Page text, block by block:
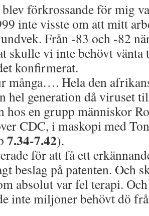
förkrossande för mig
inte visste om att mitt
Från -83 och -82
skulle vi inte behövt
konfirmerat.
många…. Hela den
hel generation då viruset
hos en grupp människor
CDC, i maskopi med
7.34-7.42).
för att få ett
beslag på patenten. Och
absolut var fel terapi.
inte miljoner behövt dö